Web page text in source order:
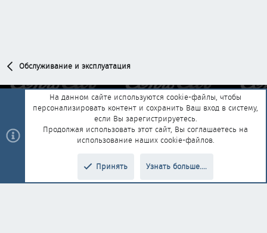
Обслуживание и эксплуатация
Обратная связь
Условия и правила
Политика конфиденциальности
Помощь Главная
R
add-ons by ThemeHouse Перевод от Jumuro®
На данном сайте используются cookie-файлы, чтобы
персонализировать контент и сохранить Ваш вход в систему,
если Вы зарегистрируетесь.
Продолжая использовать этот сайт, Вы соглашаетесь на
использование наших cookie-файлов.
Принять Узнать больше....